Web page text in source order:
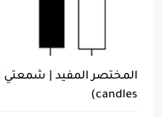
candles)